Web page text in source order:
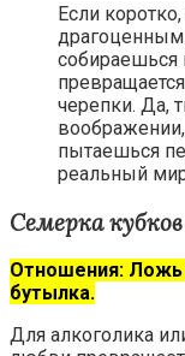
Если
драгоценным
собираешься
черепки. Да,
пытаешься
реальный
Семерка
Отношения: Ложь
бутылка.
Для алкоголика